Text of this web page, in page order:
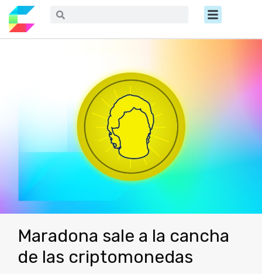
contenido
Buscar Menú
Maradona sale a la cancha
de las criptomonedas